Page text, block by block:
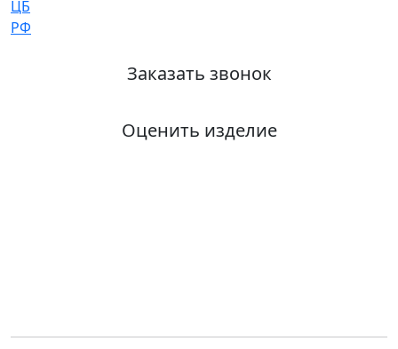
Заказать звонок
Оценить изделие